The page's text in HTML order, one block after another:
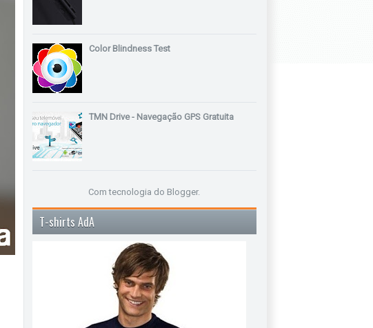
Color Blindness Test
TMN Drive - Navegação GPS Gratuita
Com tecnologia do Blogger.
T-shirts AdA